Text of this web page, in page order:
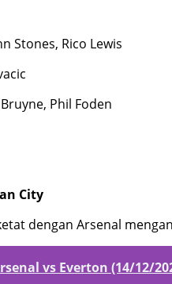
Stones, Rico Lewis
Phil Foden
City
dengan Arsenal
vs Everton (14/12/